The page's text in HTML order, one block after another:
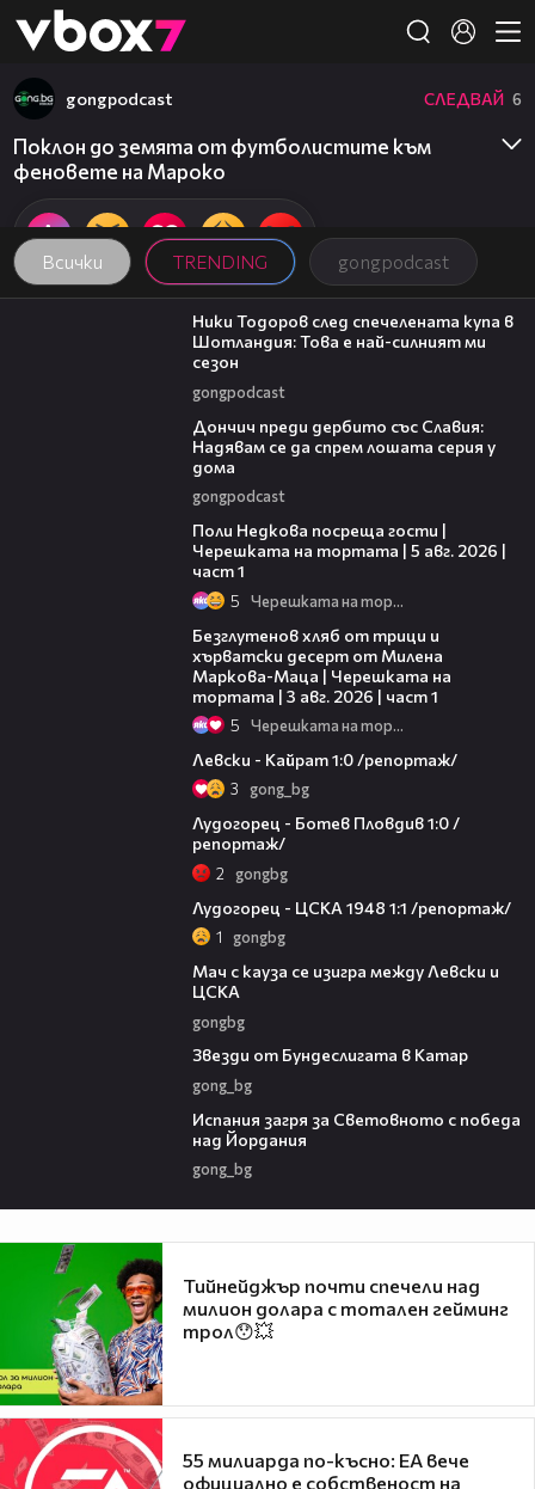
👾
Всички TRENDING gongpodcast
gongpodcast СЛЕДВАЙ 6
Поклон до земята от футболистите към
феновете на Мароко
17:33
Ники Тодоров след спечелената купа в
Шотландия: Това е най-силният ми
сезон
gongpodcast
Дончич преди дербито със Славия:
Надявам се да спрем лошата серия у
дома
gongpodcast
Поли Недкова посреща гости |
Черешката на тортата | 5 авг. 2026 |
част 1
5 Черешката на тортата
Безглутенов хляб от трици и
хърватски десерт от Милена
Маркова-Маца | Черешката на
тортата | 3 авг. 2026 | част 1
5 Черешката на тортата
Левски - Кайрат 1:0 /репортаж/
3 gong_bg
Лудогорец - Ботев Пловдив 1:0 /
репортаж/
2 gongbg
Лудогорец - ЦСКА 1948 1:1 /репортаж/
1 gongbg
Мач с кауза се изигра между Левски и
ЦСКА
gongbg
Звезди от Бундеслигата в Катар
gong_bg
Испания загря за Световното с победа
над Йордания
gong_bg
Тийнейджър почти спечели над
милион долара с тотален гейминг
трол😯💥
55 милиарда по-късно: EA вече
официално е собственост на